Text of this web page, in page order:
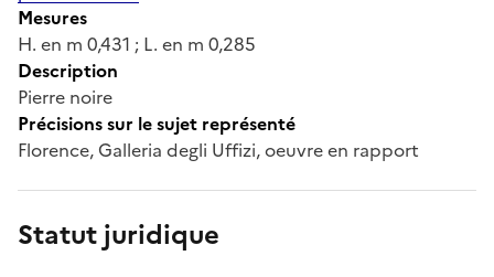
Mesures
H. en m 0,431 ; L. en m 0,285
Description
Pierre noire
Précisions sur le sujet représenté
Florence, Galleria degli Uffizi, oeuvre en rapport
Statut juridique